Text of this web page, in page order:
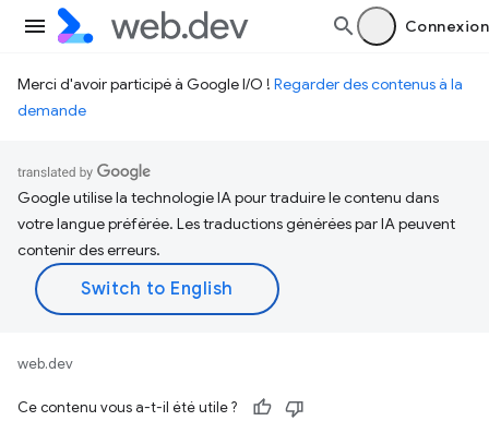
Connexion
Merci d'avoir participé à Google I/O ! Regarder des contenus à la
demande
Google utilise la technologie IA pour traduire le contenu dans
votre langue préférée. Les traductions générées par IA peuvent
contenir des erreurs.
web.dev
Ce contenu vous a-t-il été utile ?